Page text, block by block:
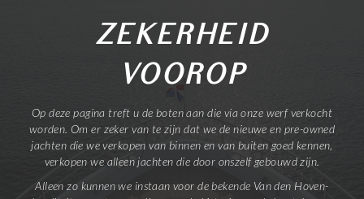
ZEKERHEID
VOOROP
Op deze pagina treft u de boten aan die via onze werf verkocht
worden. Om er zeker van te zijn dat we de nieuwe en pre-owned
jachten die we verkopen van binnen en van buiten goed kennen,
verkopen we alleen jachten die door onszelf gebouwd zijn.
Alleen zo kunnen we instaan voor de bekende Van den Hoven-